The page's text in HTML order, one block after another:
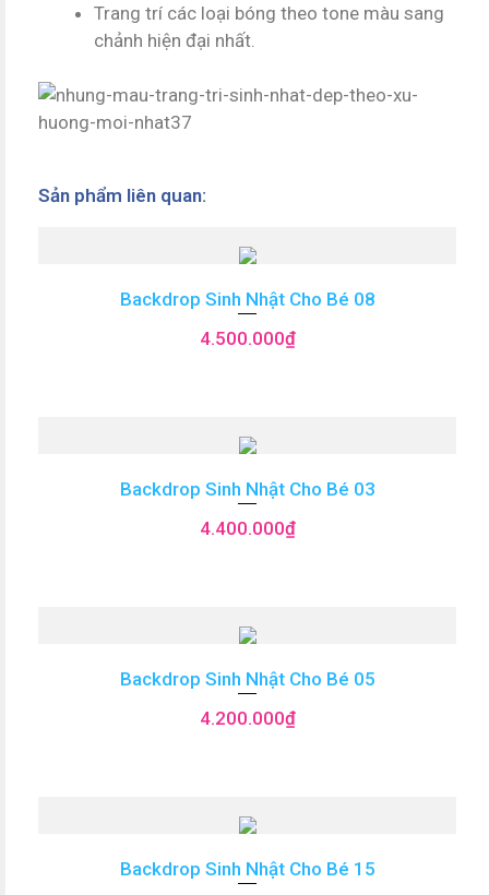
Trang trí các loại bóng theo tone màu sang
chảnh hiện đại nhất.
Sản phẩm liên quan:
Backdrop Sinh Nhật Cho Bé 08
4.500.000₫
Backdrop Sinh Nhật Cho Bé 03
4.400.000₫
Backdrop Sinh Nhật Cho Bé 05
4.200.000₫
Backdrop Sinh Nhật Cho Bé 15